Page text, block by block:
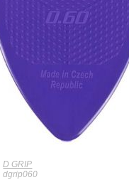
D GRIP
dgrip060